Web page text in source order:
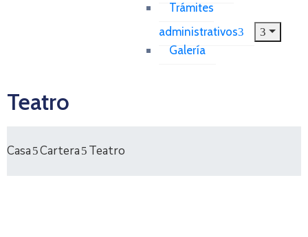
Trámites
administrativos
Galería
Teatro
Casa Cartera Teatro